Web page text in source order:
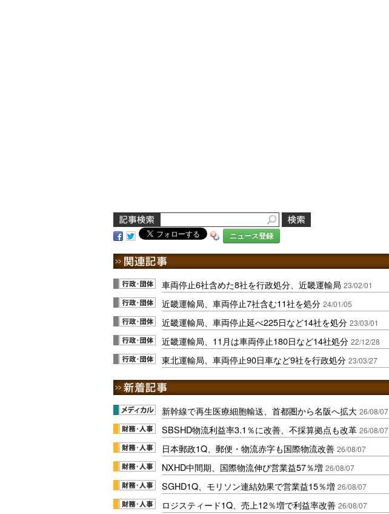
ニュース登録
車両停止6社含めた8社を行政処分、近畿運輸局 23/02/01
近畿運輸局、車両停止7社含む11社を処分 24/01/05
近畿運輸局、車両停止延べ225日など14社を処分 23/03/01
近畿運輸局、11月は車両停止180日など14社処分 22/12/28
東北運輸局、車両停止90日車など9社を行政処分 23/03/27
新幹線で再生医療細胞輸送、首都圏から名阪へ拡大 26/08/07
SBSHD物流利益率3.1％に改善、不採算拠点も改革 26/08/07
日本郵政1Q、郵便・物流赤字も国際物流改善 26/08/07
NXHD中間期、国際物流伸び営業益57％増 26/08/07
SGHD1Q、モリソン連結効果で営業益15％増 26/08/07
ロジスティード1Q、売上12％増で利益率改善 26/08/07